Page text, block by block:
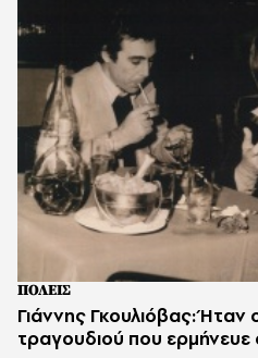
ΠΟΛΕΙΣ
Γιάννης Γκουλιόβας: Ήταν
τραγουδιού που ερμήνευε